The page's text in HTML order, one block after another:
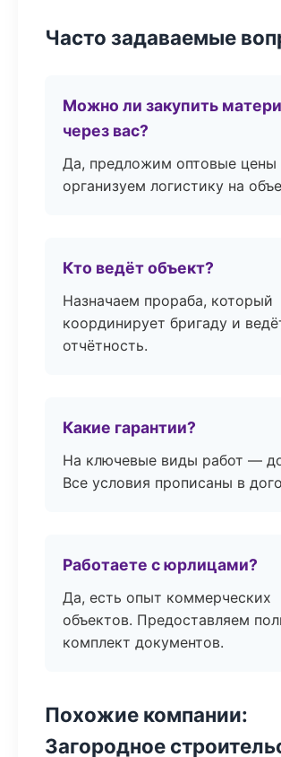
Часто задаваемые
Можно ли закупить
через вас?
Да, предложим оптовые цены
организуем логистику на
Кто ведёт объект?
Назначаем прораба, который
координирует бригаду и
отчётность.
Какие гарантии?
На ключевые виды работ —
Все условия прописаны в
Работаете с юрлицами?
Да, есть опыт коммерческих
объектов. Предоставляем
комплект документов.
Похожие компании:
Загородное